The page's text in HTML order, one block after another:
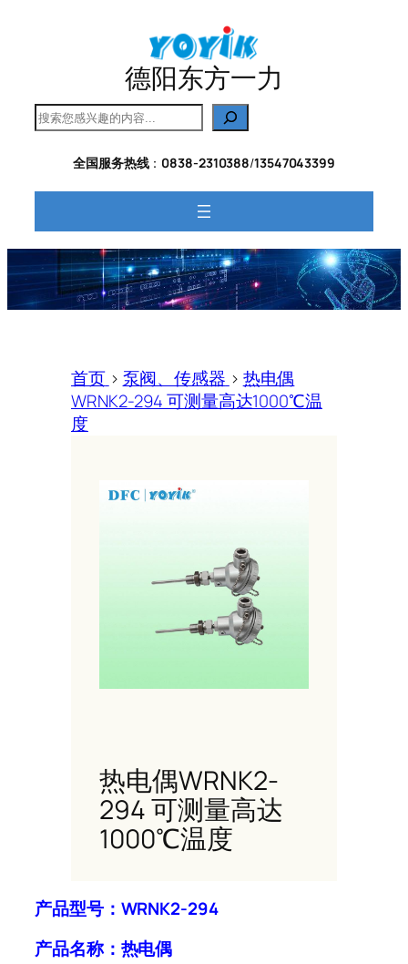
德阳东方一力
搜
索
全国服务热线： 0838-2310388/13547043399
首页 > 泵阀、传感器 > 热电偶
WRNK2-294 可测量高达1000℃温
度
热电偶WRNK2-
294 可测量高达
1000℃温度
产品型号：WRNK2-294
产品名称： 热电偶